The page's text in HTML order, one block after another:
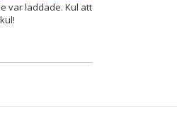
var laddade. Kul att